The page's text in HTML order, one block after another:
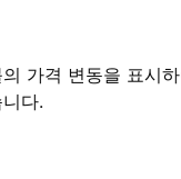
가격 변동을 표시
다.